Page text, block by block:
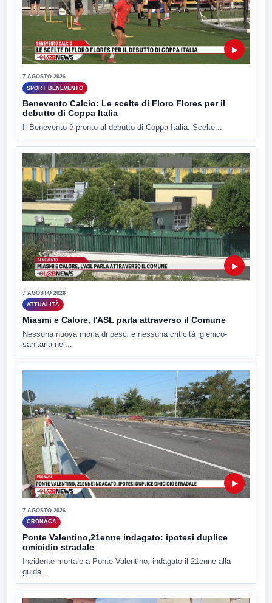
▶
7 AGOSTO 2026
SPORT BENEVENTO
Benevento Calcio: Le scelte di Floro Flores per il
debutto di Coppa Italia
Il Benevento è pronto al debutto di Coppa Italia. Scelte...
▶
7 AGOSTO 2026
ATTUALITÀ
Miasmi e Calore, l'ASL parla attraverso il Comune
Nessuna nuova moria di pesci e nessuna criticità igienico-
sanitaria nel...
▶
7 AGOSTO 2026
CRONACA
Ponte Valentino,21enne indagato: ipotesi duplice
omicidio stradale
Incidente mortale a Ponte Valentino, indagato il 21enne alla
guida...